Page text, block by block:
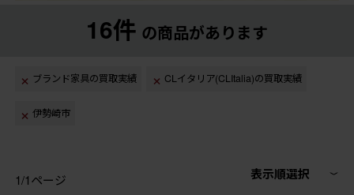
16件 の商品があります
ブランド家具の買取実績 CLイタリア(CLItalia)の買取実績
伊勢崎市
1/1ページ 表示順選択